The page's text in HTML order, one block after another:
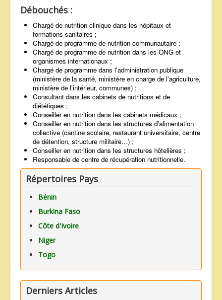
Débouchés :
Chargé de nutrition clinique dans les hôpitaux et
formations sanitaires ;
Chargé de programme de nutrition communautaire ;
Chargé de programme de nutrition dans les ONG et
organismes internationaux ;
Chargé de programme dans l'administration publique
(ministère de la santé, ministère en charge de l'agriculture,
ministère de l'intérieur, communes) ;
Consultant dans les cabinets de nutritions et de
diététiques ;
Conseiller en nutrition dans les cabinets médicaux ;
Conseiller en nutrition dans les structures d'alimentation
collective (cantine scolaire, restaurant universitaire, centre
de détention, structure militaire…) ;
Conseiller en nutrition dans les structures hôtelières ;
Responsable de centre de récupération nutritionnelle.
Répertoires Pays
Bénin
Burkina Faso
Côte d'Ivoire
Niger
Togo
Derniers Articles